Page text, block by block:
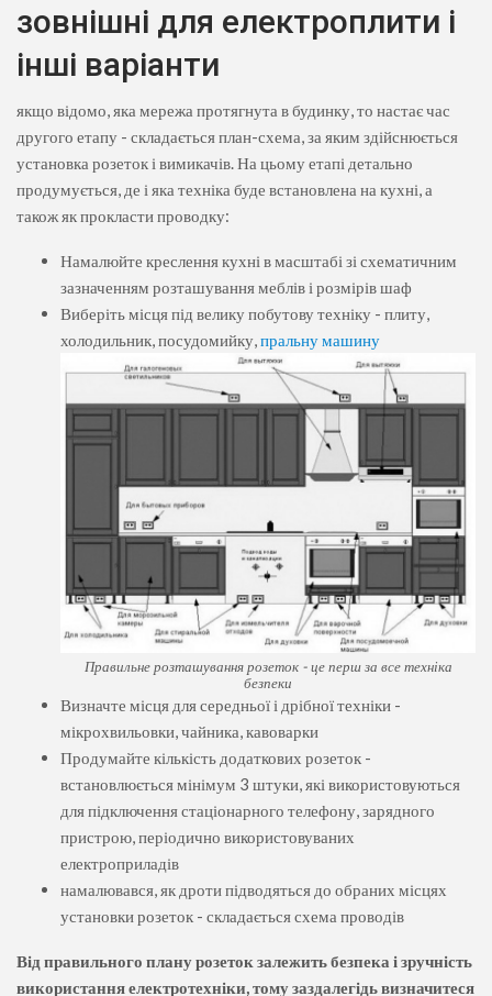
зовнішні для електроплити і
інші варіанти
якщо відомо, яка мережа протягнута в будинку, то настає час
другого етапу - складається план-схема, за яким здійснюється
установка розеток і вимикачів. На цьому етапі детально
продумується, де і яка техніка буде встановлена ​​на кухні, а
також як прокласти проводку:
Намалюйте креслення кухні в масштабі зі схематичним
зазначенням розташування меблів і розмірів шаф
Виберіть місця під велику побутову техніку - плиту,
холодильник, посудомийку,пральну машину
Правильне розташування розеток - це перш за все техніка
безпеки
Визначте місця для середньої і дрібної техніки -
мікрохвильовки, чайника, кавоварки
Продумайте кількість додаткових розеток -
встановлюється мінімум 3 штуки, які використовуються
для підключення стаціонарного телефону, зарядного
пристрою, періодично використовуваних
електроприладів
намалювався, як дроти підводяться до обраних місцях
установки розеток - складається схема проводів
Від правильного плану розеток залежить безпека і зручність
використання електротехніки, тому заздалегідь визначитеся